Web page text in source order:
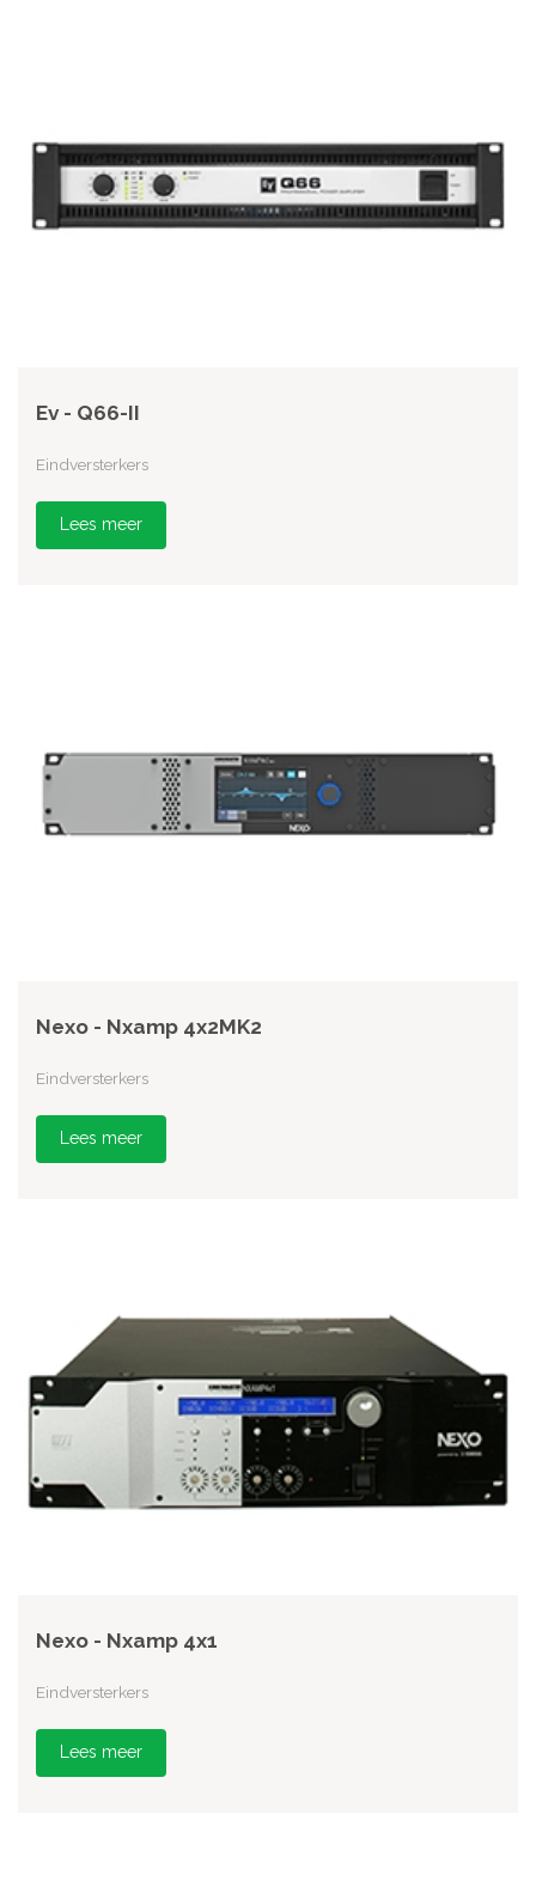
Ev - Q66-II
Eindversterkers
Lees meer
Nexo - Nxamp 4x2MK2
Eindversterkers
Lees meer
Nexo - Nxamp 4x1
Eindversterkers
Lees meer